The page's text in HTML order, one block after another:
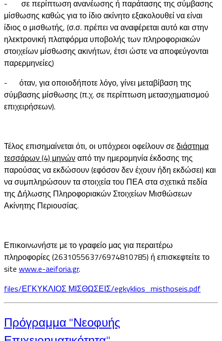
- σε περίπτωση ανανέωσης ή παράτασης της σύμβασης
μίσθωσης καθώς για το ίδιο ακίνητο εξακολουθεί να είναι
ίδιος ο μισθωτής, (σ.σ. πρέπει να αναφέρεται αυτό και στην
ηλεκτρονική πλατφόρμα υποβολής των πληροφοριακών
στοιχείων μίσθωσης ακινήτων, έτσι ώστε να αποφεύγονται
παρερμηνείες)
- όταν, για οποιοδήποτε λόγο, γίνει μεταβίβαση της
σύμβασης μίσθωσης (π.χ. σε περίπτωση μετασχηματισμού
επιχειρήσεων).
Τέλος επισημαίνεται ότι, οι υπόχρεοι οφείλουν σεδιάστημα
τεσσάρων (4) μηνώναπό την ημερομηνία έκδοσης της
παρούσας να εκδώσουν (εφόσον δεν έχουν ήδη εκδώσει) και
να συμπληρώσουν τα στοιχεία του ΠΕΑ στα σχετικά πεδία
της Δήλωσης Πληροφοριακών Στοιχείων Μισθώσεων
Ακίνητης Περιουσίας.
Επικοινωνήστε με το γραφείο μας για περαιτέρω
πληροφορίες (2631055637/6974810785) ή επισκεφτείτε το
site www.e-aeiforia.gr.
files/ΕΓΚΥΚΛΙΟΣ ΜΙΣΘΩΣΕΙΣ/egkyklios_misthoseis.pdf
Πρόγραμμα "Νεοφυής